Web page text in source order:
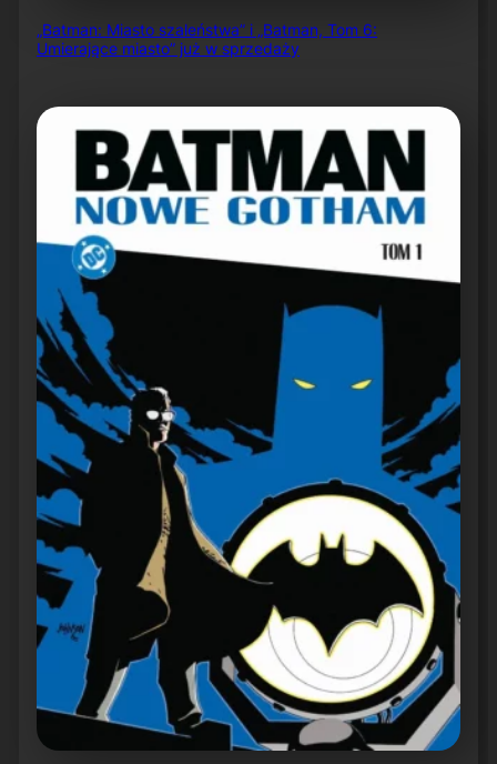
„Batman: Miasto szaleństwa” i „Batman, Tom 6:
Umierające miasto” już w sprzedaży